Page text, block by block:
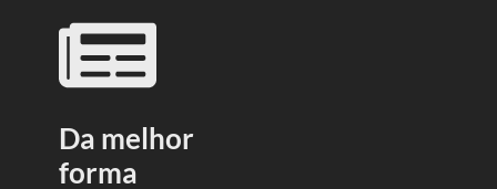
Da melhor
forma